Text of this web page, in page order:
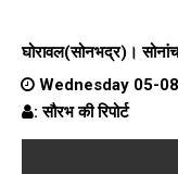
घोरावल(सोनभद्र)।
Wednesday 05-
: सौरभ की रिपोर्ट